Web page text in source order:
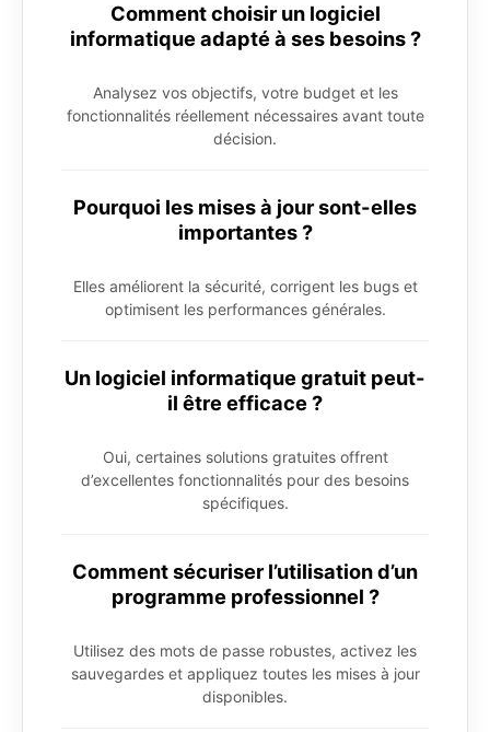
Comment choisir un logiciel
informatique adapté à ses besoins ?
Analysez vos objectifs, votre budget et les
fonctionnalités réellement nécessaires avant toute
décision.
Pourquoi les mises à jour sont-elles
importantes ?
Elles améliorent la sécurité, corrigent les bugs et
optimisent les performances générales.
Un logiciel informatique gratuit peut-
il être efficace ?
Oui, certaines solutions gratuites offrent
d’excellentes fonctionnalités pour des besoins
spécifiques.
Comment sécuriser l’utilisation d’un
programme professionnel ?
Utilisez des mots de passe robustes, activez les
sauvegardes et appliquez toutes les mises à jour
disponibles.